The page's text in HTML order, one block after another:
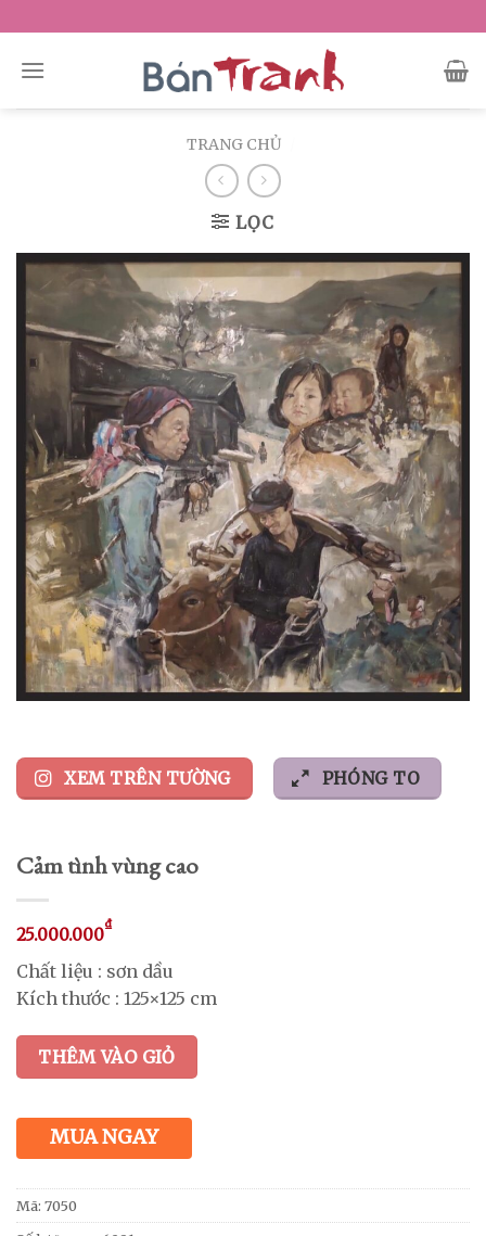
to
content
TRANG CHỦ
LỌC
XEM TRÊN TƯỜNG PHÓNG TO
Cảm tình vùng cao
25.000.000₫
Chất liệu : sơn dầu
Kích thước : 125×125 cm
THÊM VÀO GIỎ
MUA NGAY
Mã: 7050